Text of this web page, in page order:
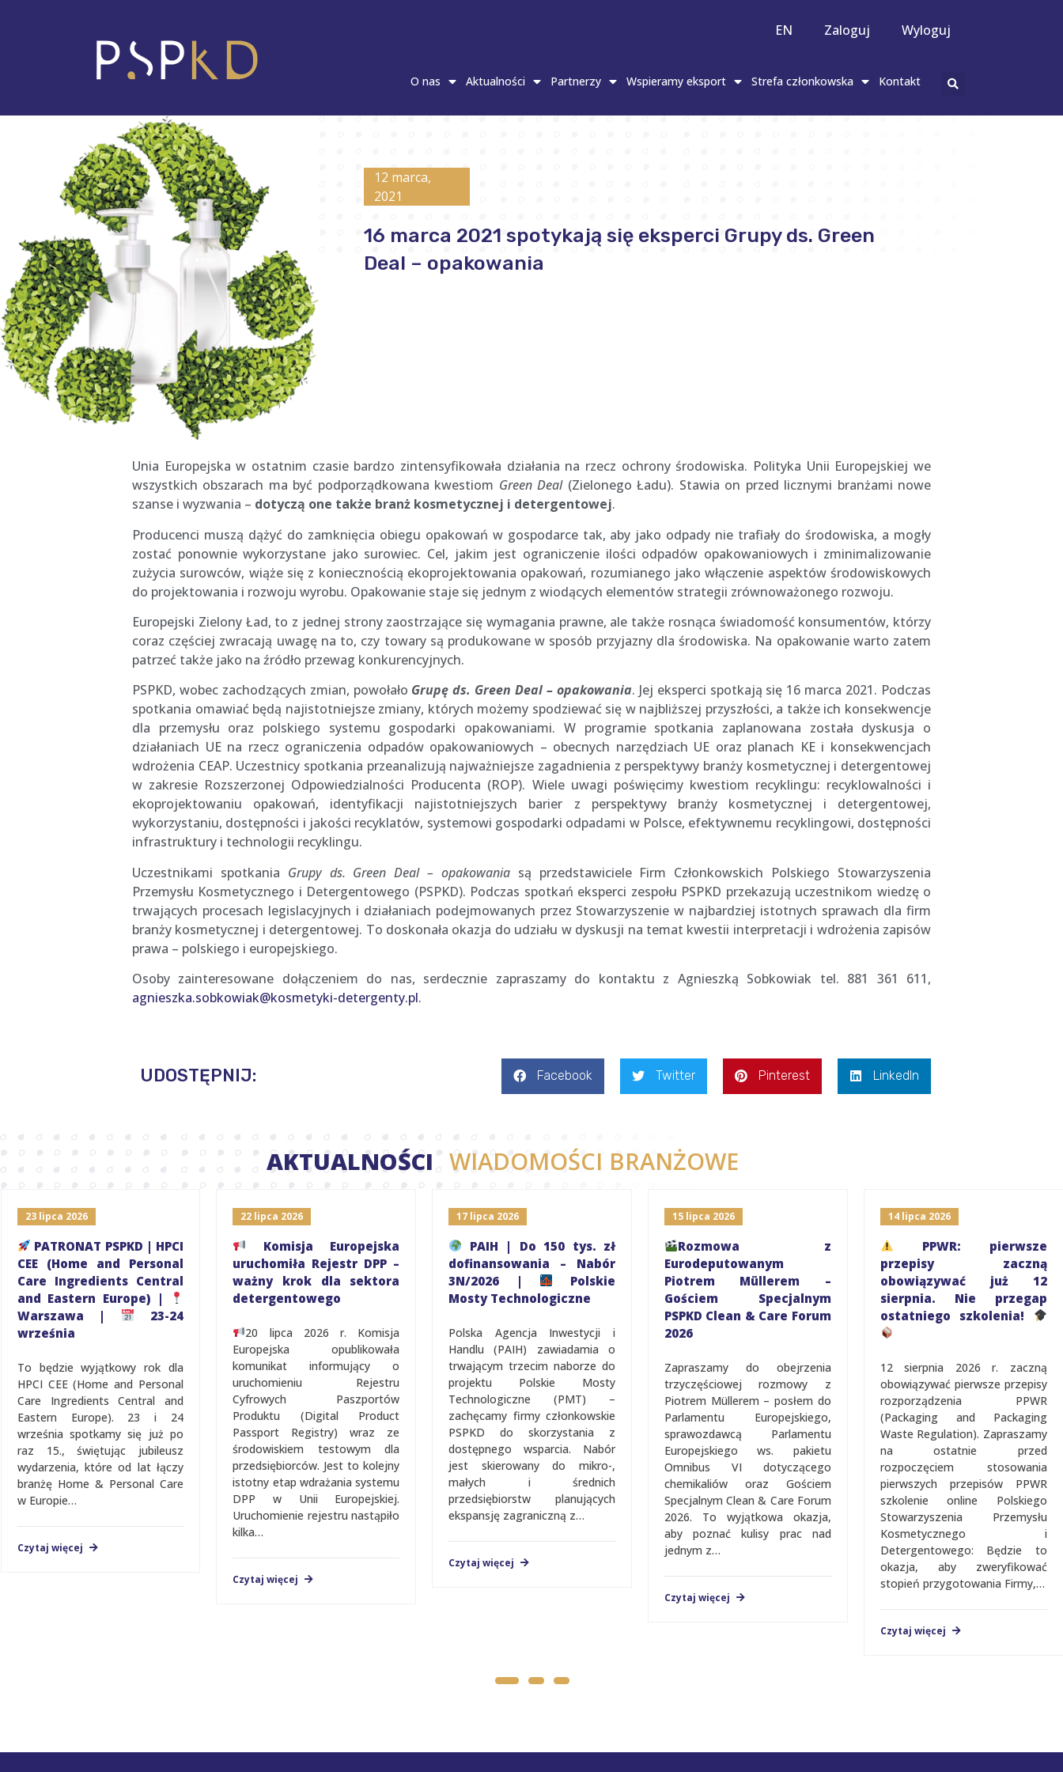
EN Zaloguj Wyloguj
O nas Aktualności Partnerzy Wspieramy eksport Strefa członkowska Kontakt
12 marca,
2021
16 marca 2021 spotykają się eksperci Grupy ds. Green
Deal – opakowania
Unia Europejska w ostatnim czasie bardzo zintensyfikowała działania na rzecz ochrony środowiska. Polityka Unii Europejskiej we
wszystkich obszarach ma być podporządkowana kwestiom Green Deal(Zielonego Ładu). Stawia on przed licznymi branżami nowe
szanse i wyzwania – dotyczą one także branż kosmetycznej i detergentowej.
Producenci muszą dążyć do zamknięcia obiegu opakowań w gospodarce tak, aby jako odpady nie trafiały do środowiska, a mogły
zostać ponownie wykorzystane jako surowiec. Cel, jakim jest ograniczenie ilości odpadów opakowaniowych i zminimalizowanie
zużycia surowców, wiąże się z koniecznością ekoprojektowania opakowań, rozumianego jako włączenie aspektów środowiskowych
do projektowania i rozwoju wyrobu. Opakowanie staje się jednym z wiodących elementów strategii zrównoważonego rozwoju.
Europejski Zielony Ład, to z jednej strony zaostrzające się wymagania prawne, ale także rosnąca świadomość konsumentów, którzy
coraz częściej zwracają uwagę na to, czy towary są produkowane w sposób przyjazny dla środowiska. Na opakowanie warto zatem
patrzeć także jako na źródło przewag konkurencyjnych.
PSPKD, wobec zachodzących zmian, powołało Grupę ds. Green Deal – opakowania. Jej eksperci spotkają się 16 marca 2021. Podczas
spotkania omawiać będą najistotniejsze zmiany, których możemy spodziewać się w najbliższej przyszłości, a także ich konsekwencje
dla przemysłu oraz polskiego systemu gospodarki opakowaniami. W programie spotkania zaplanowana została dyskusja o
działaniach UE na rzecz ograniczenia odpadów opakowaniowych – obecnych narzędziach UE oraz planach KE i konsekwencjach
wdrożenia CEAP. Uczestnicy spotkania przeanalizują najważniejsze zagadnienia z perspektywy branży kosmetycznej i detergentowej
w zakresie Rozszerzonej Odpowiedzialności Producenta (ROP). Wiele uwagi poświęcimy kwestiom recyklingu: recyklowalności i
ekoprojektowaniu opakowań, identyfikacji najistotniejszych barier z perspektywy branży kosmetycznej i detergentowej,
wykorzystaniu, dostępności i jakości recyklatów, systemowi gospodarki odpadami w Polsce, efektywnemu recyklingowi, dostępności
infrastruktury i technologii recyklingu.
Uczestnikami spotkania Grupy ds. Green Deal – opakowaniasą przedstawiciele Firm Członkowskich Polskiego Stowarzyszenia
Przemysłu Kosmetycznego i Detergentowego (PSPKD). Podczas spotkań eksperci zespołu PSPKD przekazują uczestnikom wiedzę o
trwających procesach legislacyjnych i działaniach podejmowanych przez Stowarzyszenie w najbardziej istotnych sprawach dla firm
branży kosmetycznej i detergentowej. To doskonała okazja do udziału w dyskusji na temat kwestii interpretacji i wdrożenia zapisów
prawa – polskiego i europejskiego.
Osoby zainteresowane dołączeniem do nas, serdecznie zapraszamy do kontaktu z Agnieszką Sobkowiak tel. 881 361 611,
agnieszka.sobkowiak@kosmetyki-detergenty.pl.
UDOSTĘPNIJ: Facebook Twitter Pinterest LinkedIn
AKTUALNOŚCI WIADOMOŚCI BRANŻOWE
23 lipca 2026
PATRONAT PSPKD | HPCI
CEE (Home and Personal
Care Ingredients Central
and Eastern Europe) |
Warszawa |
23-24
września
To będzie wyjątkowy rok dla
HPCI CEE (Home and Personal
Care Ingredients Central and
Eastern Europe). 23 i 24
września spotkamy się już po
raz 15., świętując jubileusz
wydarzenia, które od lat łączy
branżę Home & Personal Care
w Europie…
Czytaj więcej
22 lipca 2026
Komisja Europejska
uruchomiła Rejestr DPP –
ważny krok dla sektora
detergentowego
20 lipca 2026 r. Komisja
Europejska opublikowała
komunikat informujący o
uruchomieniu Rejestru
Cyfrowych Paszportów
Produktu (Digital Product
Passport Registry) wraz ze
środowiskiem testowym dla
przedsiębiorców. Jest to kolejny
istotny etap wdrażania systemu
DPP w Unii Europejskiej.
Uruchomienie rejestru nastąpiło
kilka…
Czytaj więcej
17 lipca 2026
PAIH | Do 150 tys. zł
dofinansowania – Nabór
3N/2026 |
Polskie
Mosty Technologiczne
Polska Agencja Inwestycji i
Handlu (PAIH) zawiadamia o
trwającym trzecim naborze do
projektu Polskie Mosty
Technologiczne (PMT) –
zachęcamy firmy członkowskie
PSPKD do skorzystania z
dostępnego wsparcia. Nabór
jest skierowany do mikro-,
małych i średnich
przedsiębiorstw planujących
ekspansję zagraniczną z…
Czytaj więcej
15 lipca 2026
Rozmowa z
Eurodeputowanym
Piotrem Müllerem –
Gościem Specjalnym
PSPKD Clean & Care Forum
2026
Zapraszamy do obejrzenia
trzyczęściowej rozmowy z
Piotrem Müllerem – posłem do
Parlamentu Europejskiego,
sprawozdawcą Parlamentu
Europejskiego ws. pakietu
Omnibus VI dotyczącego
chemikaliów oraz Gościem
Spec­­­­jalnym Clean & Care Forum
2026. To wyjątkowa okazja,
aby poznać kulisy prac nad
jednym z…
Czytaj więcej
14 lipca 2026
PPWR: pierwsze
przepisy zaczną
obowiązywać już 12
sierpnia. Nie przegap
ostatniego szkolenia!
12 sierpnia 2026 r. zaczną
obowiązywać pierwsze przepisy
rozporządzenia PPWR
(Packaging and Packaging
Waste Regulation). Zapraszamy
na ostatnie przed
rozpoczęciem stosowania
pierwszych przepisów PPWR
szkolenie online Polskiego
Stowarzyszenia Przemysłu
Kosmetycznego i
Detergentowego: Będzie to
okazja, aby zweryfikować
stopień przygotowania Firmy,…
Czytaj więcej